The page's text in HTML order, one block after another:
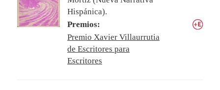
Hispánica).
Premios:
Premio Xavier Villaurrutia
de Escritores para
Escritores